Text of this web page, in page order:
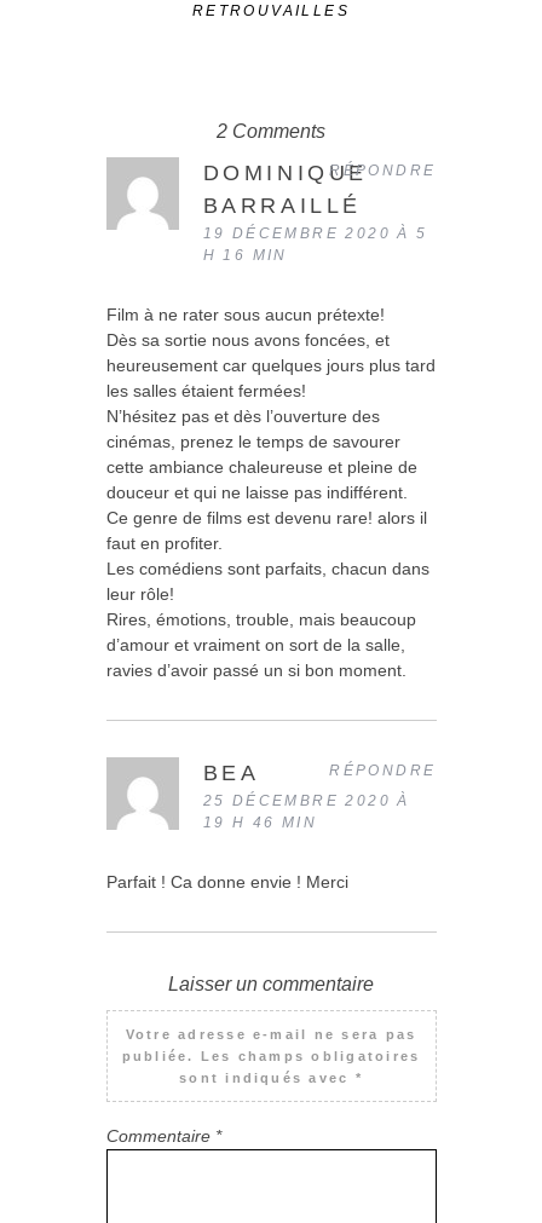
RETROUVAILLES
2 Comments
DOMINIQUE
BARRAILLÉ
19 DÉCEMBRE 2020 À 5
H 16 MIN
Film à ne rater sous aucun prétexte!
Dès sa sortie nous avons foncées, et
heureusement car quelques jours plus tard
les salles étaient fermées!
N’hésitez pas et dès l’ouverture des
cinémas, prenez le temps de savourer
cette ambiance chaleureuse et pleine de
douceur et qui ne laisse pas indifférent.
Ce genre de films est devenu rare! alors il
faut en profiter.
Les comédiens sont parfaits, chacun dans
leur rôle!
Rires, émotions, trouble, mais beaucoup
d’amour et vraiment on sort de la salle,
ravies d’avoir passé un si bon moment.
RÉPONDRE
BEA
25 DÉCEMBRE 2020 À
19 H 46 MIN
Parfait ! Ca donne envie ! Merci
RÉPONDRE
Laisser un commentaire
Votre adresse e-mail ne sera pas
publiée.
Les champs obligatoires
sont indiqués avec *
Commentaire *